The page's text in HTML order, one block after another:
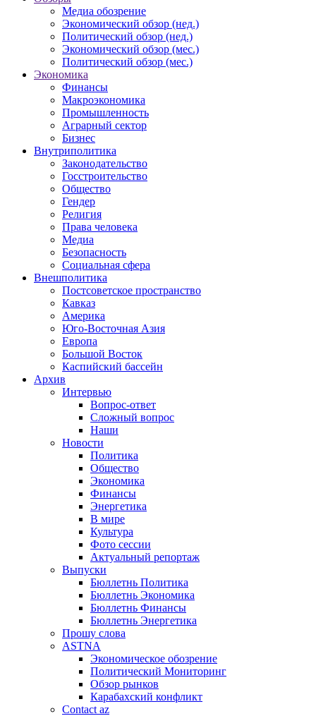
Медиа обозрение
Экономический обзор (нед.)
Политический обзор (нед.)
Экономический обзор (мес.)
Политический обзор (мес.)
Экономика
Финансы
Макроэкономика
Промышленность
Аграрный сектор
Бизнес
Внутриполитика
Законодательство
Госстроительство
Общество
Гендер
Религия
Права человека
Медиа
Безопасность
Социальная сфера
Внешполитика
Постсоветское пространство
Кавказ
Америка
Юго-Восточная Азия
Европа
Большой Восток
Каспийский бассейн
Архив
Интервью
Вопрос-ответ
Сложный вопрос
Наши
Новости
Политика
Общество
Экономика
Финансы
Энергетика
В мире
Культура
Фото сессии
Актуальный репортаж
Выпуски
Бюллетнь Политика
Бюллетнь Экономика
Бюллетнь Финансы
Бюллетнь Энергетика
Прошу слова
ASTNA
Экономическое обозрение
Политический Мониторинг
Обзор рынков
Карабахский конфликт
Contact az